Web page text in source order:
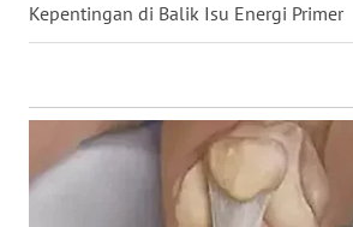
Kepentingan di Balik Isu Energi Primer
WN
JATIM